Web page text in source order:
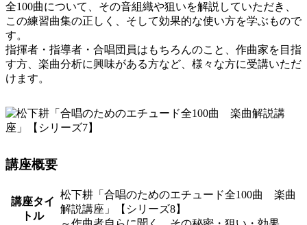
全100曲について、その音組織や狙いを解説していただき、
この練習曲集の正しく、そして効果的な使い方を学ぶもので
す。
指揮者・指導者・合唱団員はもちろんのこと、作曲家を目指
す方、楽曲分析に興味がある方など、様々な方に受講いただ
けます。
講座概要
講座タイ
トル
松下耕「合唱のためのエチュード全100曲 楽曲
解説講座」【シリーズ8】